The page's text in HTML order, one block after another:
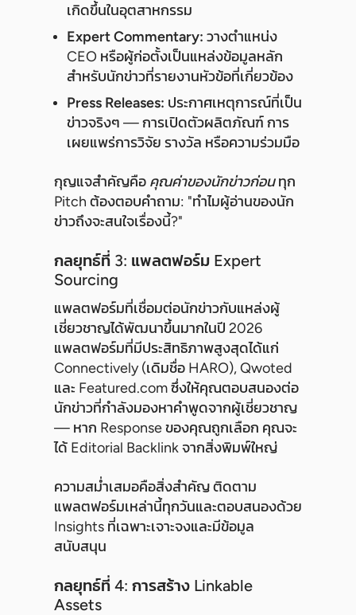
เกิดขึ้นในอุตสาหกรรม
Expert Commentary: วางตำแหน่ง
CEO หรือผู้ก่อตั้งเป็นแหล่งข้อมูลหลัก
สำหรับนักข่าวที่รายงานหัวข้อที่เกี่ยวข้อง
Press Releases: ประกาศเหตุการณ์ที่เป็น
ข่าวจริงๆ — การเปิดตัวผลิตภัณฑ์ การ
เผยแพร่การวิจัย รางวัล หรือความร่วมมือ
กุญแจสำคัญคือ คุณค่าของนักข่าวก่อนทุก
Pitch ต้องตอบคำถาม: "ทำไมผู้อ่านของนัก
ข่าวถึงจะสนใจเรื่องนี้?"
กลยุทธ์ที่ 3: แพลตฟอร์ม Expert
Sourcing
แพลตฟอร์มที่เชื่อมต่อนักข่าวกับแหล่งผู้
เชี่ยวชาญได้พัฒนาขึ้นมากในปี 2026
แพลตฟอร์มที่มีประสิทธิภาพสูงสุดได้แก่
Connectively (เดิมชื่อ HARO), Qwoted
และ Featured.com ซึ่งให้คุณตอบสนองต่อ
นักข่าวที่กำลังมองหาคำพูดจากผู้เชี่ยวชาญ
— หาก Response ของคุณถูกเลือก คุณจะ
ได้ Editorial Backlink จากสิ่งพิมพ์ใหญ่
ความสม่ำเสมอคือสิ่งสำคัญ ติดตาม
แพลตฟอร์มเหล่านี้ทุกวันและตอบสนองด้วย
Insights ที่เฉพาะเจาะจงและมีข้อมูล
สนับสนุน
กลยุทธ์ที่ 4: การสร้าง Linkable
Assets